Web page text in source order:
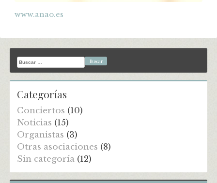
www.anao.es
Buscar:
Categorías
Conciertos (10)
Noticias (15)
Organistas (3)
Otras asociaciones (8)
Sin categoría (12)